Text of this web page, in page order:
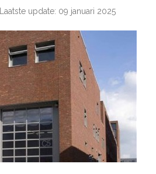
Laatste update: 09 januari 2025